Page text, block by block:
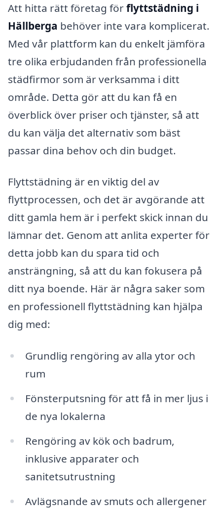
Att hitta rätt företag förflyttstädning i
Hällberga behöver inte vara komplicerat.
Med vår plattform kan du enkelt jämföra
tre olika erbjudanden från professionella
städfirmor som är verksamma i ditt
område. Detta gör att du kan få en
överblick över priser och tjänster, så att
du kan välja det alternativ som bäst
passar dina behov och din budget.
Flyttstädning är en viktig del av
flyttprocessen, och det är avgörande att
ditt gamla hem är i perfekt skick innan du
lämnar det. Genom att anlita experter för
detta jobb kan du spara tid och
ansträngning, så att du kan fokusera på
ditt nya boende. Här är några saker som
en professionell flyttstädning kan hjälpa
dig med:
Grundlig rengöring av alla ytor och
rum
Fönsterputsning för att få in mer ljus i
de nya lokalerna
Rengöring av kök och badrum,
inklusive apparater och
sanitetsutrustning
Avlägsnande av smuts och allergener